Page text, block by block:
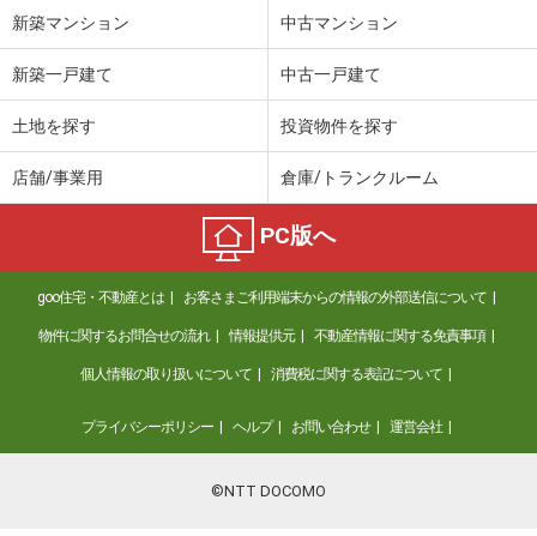
新築マンション 中古マンション
新築一戸建て 中古一戸建て
土地を探す 投資物件を探す
店舗/事業用 倉庫/トランクルーム
PC版へ
goo住宅・不動産とは お客さまご利用端末からの情報の外部送信について
物件に関するお問合せの流れ 情報提供元 不動産情報に関する免責事項
個人情報の取り扱いについて 消費税に関する表記について
プライバシーポリシー ヘルプ お問い合わせ 運営会社
©NTT DOCOMO